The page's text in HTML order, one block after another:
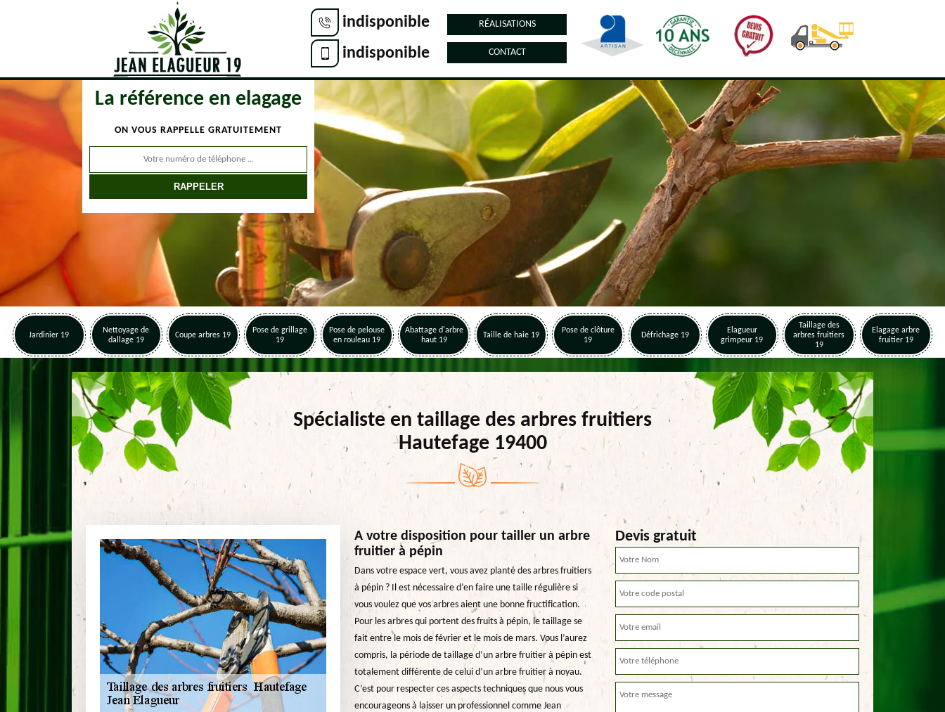
indisponible
indisponible
RÉALISATIONS
CONTACT
La référence en elagage
ON VOUS RAPPELLE GRATUITEMENT
Jardinier 19
Nettoyage de
dallage 19
Coupe arbres 19
Pose de grillage
19
Pose de pelouse
en rouleau 19
Abattage d'arbre
haut 19
Taille de haie 19
Pose de clôture
19
Défrichage 19
Elagueur
grimpeur 19
Taillage des
arbres fruitiers
19
Elagage arbre
fruitier 19
Spécialiste en taillage des arbres fruitiers
Hautefage 19400
A votre disposition pour tailler un arbre
fruitier à pépin
Dans votre espace vert, vous avez planté des arbres fruitiers
à pépin ? Il est nécessaire d’en faire une taille régulière si
vous voulez que vos arbres aient une bonne fructification.
Pour les arbres qui portent des fruits à pépin, le taillage se
fait entre le mois de février et le mois de mars. Vous l’aurez
compris, la période de taillage d’un arbre fruitier à pépin est
totalement différente de celui d’un arbre fruitier à noyau.
C’est pour respecter ces aspects techniques que nous vous
encourageons à laisser un professionnel comme Jean
Devis gratuit